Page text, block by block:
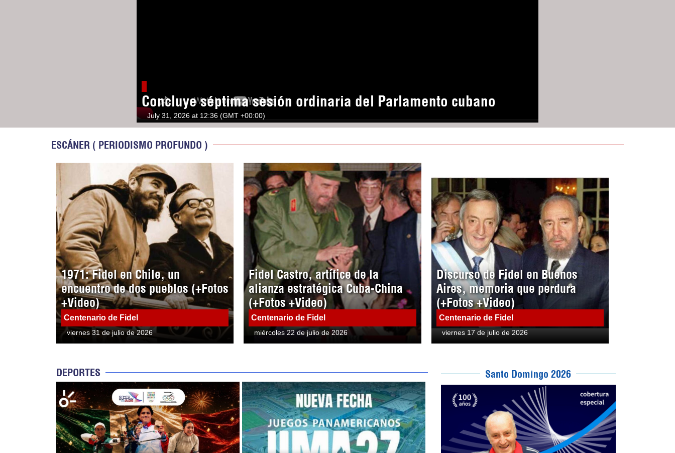
Concluye séptima sesión ordinaria del Parlamento cubano
July 31, 2026 at 12:36 (GMT +00:00)
ESCÁNER ( PERIODISMO PROFUNDO )
1971: Fidel en Chile, un
encuentro de dos pueblos (+Fotos
+Video)
Centenario de Fidel
viernes 31 de julio de 2026
Fidel Castro, artífice de la
alianza estratégica Cuba-China
(+Fotos +Video)
Centenario de Fidel
miércoles 22 de julio de 2026
Discurso de Fidel en Buenos
Aires, memoria que perdura
(+Fotos +Video)
Centenario de Fidel
viernes 17 de julio de 2026
DEPORTES Santo Domingo 2026